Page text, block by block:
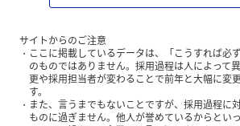
サイトからのご注意
ここに掲載しているデータは、「こうすれば必
のものではありません。採用過程は人によって
更や採用担当者が変わることで前年と大幅に変
す。
また、言うまでもないことですが、採用過程に
ものに過ぎません。他人が誉めているからとい